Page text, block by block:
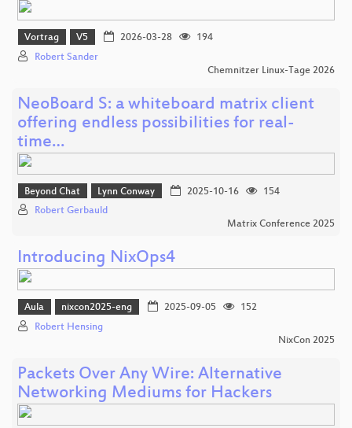
Vortrag V5 2026-03-28
194
Robert Sander
Chemnitzer Linux-Tage 2026
NeoBoard S: a whiteboard matrix client
offering endless possibilities for real-
time…
Beyond Chat Lynn Conway 2025-10-16
154
Robert Gerbauld
Matrix Conference 2025
Introducing NixOps4
Aula nixcon2025-eng 2025-09-05
152
Robert Hensing
NixCon 2025
Packets Over Any Wire: Alternative
Networking Mediums for Hackers